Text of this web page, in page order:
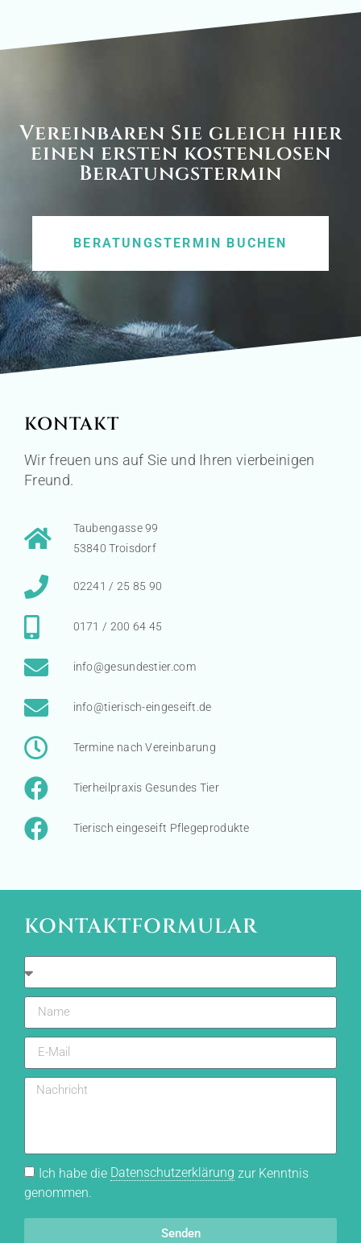
Vereinbaren Sie gleich hier
einen ersten kostenlosen
Beratungstermin
BERATUNGSTERMIN BUCHEN
KONTAKT
Wir freuen uns auf Sie und Ihren vierbeinigen
Freund.
Taubengasse 99
53840 Troisdorf
02241 / 25 85 90
0171 / 200 64 45
info@gesundestier.com
info@tierisch-eingeseift.de
Termine nach Vereinbarung
Tierheilpraxis Gesundes Tier
Tierisch eingeseift Pflegeprodukte
KONTAKTFORMULAR
Ich habe die Datenschutzerklärung zur Kenntnis
genommen.
Senden